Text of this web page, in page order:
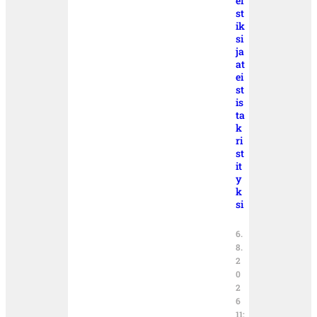
st
ik
si
ja
at
ei
st
is
ta
k
ri
st
it
y
k
si
6.
8.
2
0
2
6
11: